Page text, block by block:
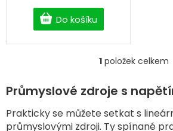
Do košíku
O
l
á
d
a
1položek celkem
Průmyslové zdroje s
Prakticky se můžete setkat s
průmyslovými zdroji. Ty spínané